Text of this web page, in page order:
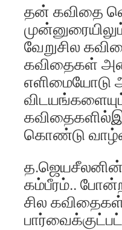
தன் கவிதை
வேறுசில
கவிதைகள்
எளிமையோடு
கொண்டு
கம்பீரம்..
சில